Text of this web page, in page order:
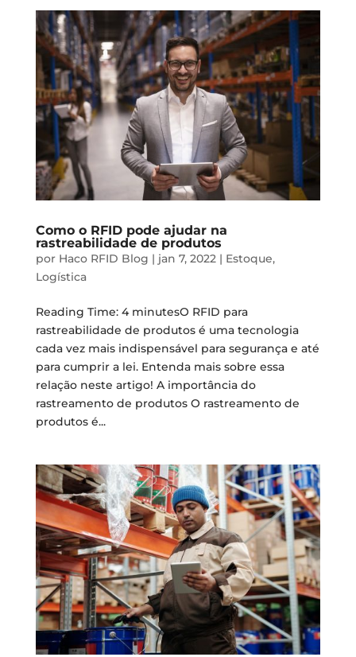
Como o RFID pode ajudar na
rastreabilidade de produtos
por Haco RFID Blog | jan 7, 2022| Estoque,
Logística
Reading Time: 4 minutesO RFID para
rastreabilidade de produtos é uma tecnologia
cada vez mais indispensável para segurança e até
para cumprir a lei. Entenda mais sobre essa
relação neste artigo! A importância do
rastreamento de produtos O rastreamento de
produtos é...